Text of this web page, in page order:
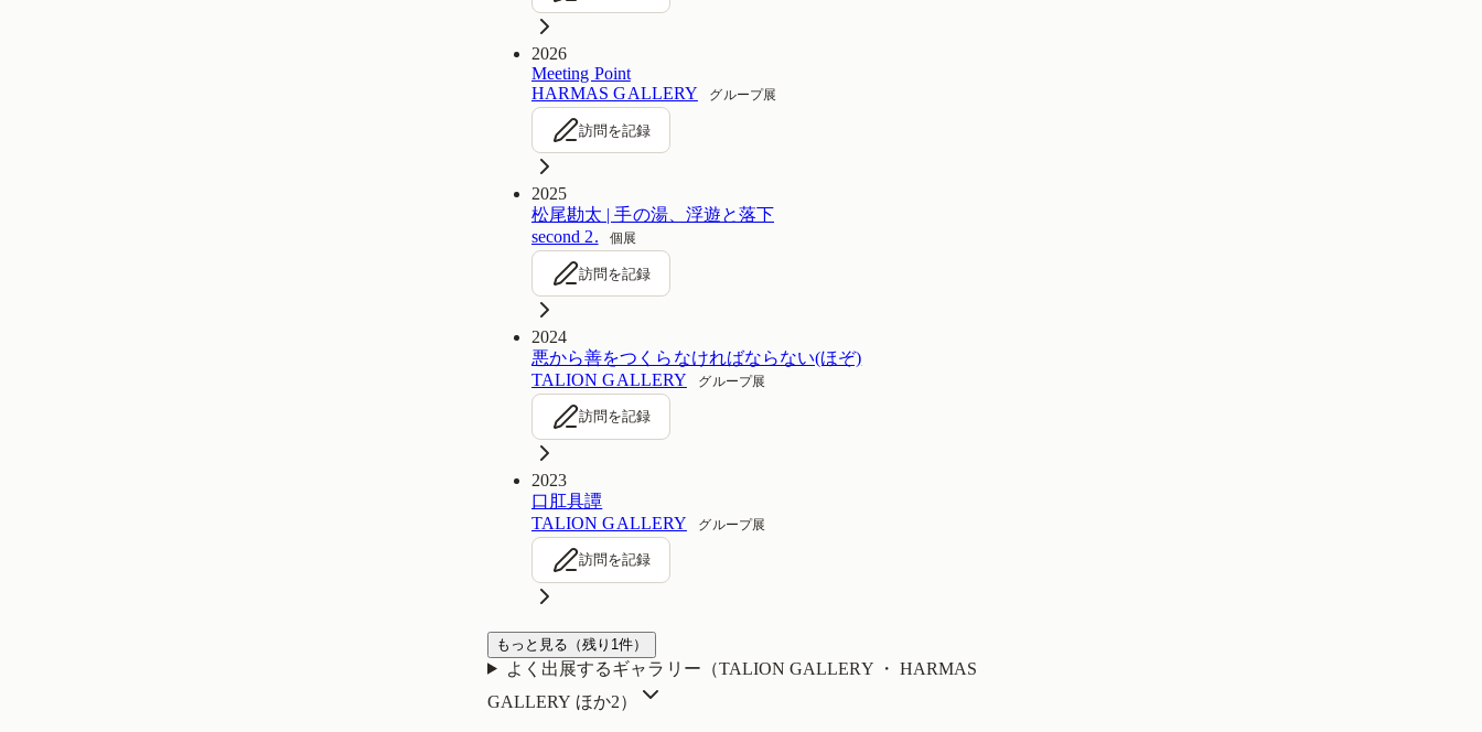
2026
Meeting Point
HARMAS GALLERY
グループ展
訪問を記録
2025
松尾勘太 | 手の湯、浮遊と落下
second 2.
個展
訪問を記録
2024
悪から善をつくらなければならない(ほぞ)
TALION GALLERY
グループ展
訪問を記録
2023
口肛具譚
TALION GALLERY
グループ展
訪問を記録
もっと見る （残り 1 件）
よく出展するギャラリー（TALION GALLERY ・ HARMAS
GALLERY ほか2）